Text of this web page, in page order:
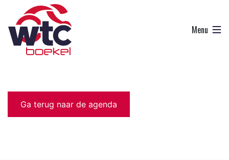
Ga terug naar de agenda